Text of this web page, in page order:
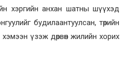
хэргийн анхан шатны шүүхэд
будилаантуулсан, төрийн
үзэж дөрвөн жилийн хорих